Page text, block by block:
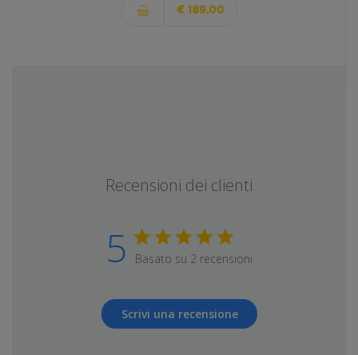
€ 189,00
Recensioni dei clienti
5 Basato su 2 recensioni
Scrivi una recensione